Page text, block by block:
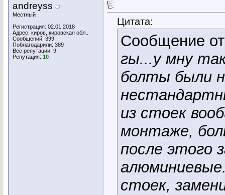
andreyss
Местный
Регистрация: 02.01.2018
Адрес: киров, кировская обл..
Сообщений: 399
Поблагодарили: 389
Вес репутации: 9
Репутация: 10
Цитата:
Сообщение
гы...у мну
болты были
из стоек
монтаже,
после этого
стоек,